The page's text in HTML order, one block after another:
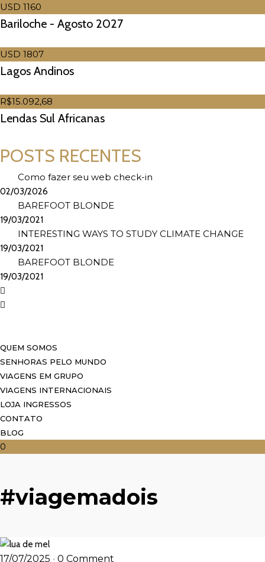
USD 1160
Bariloche - Agosto 2027
USD 1807
Lagos Andinos
R$15.092,68
Lendas Sul Africanas
POSTS RECENTES
Como fazer seu web check-in
02/03/2026
BAREFOOT BLONDE
19/03/2021
INTERESTING WAYS TO STUDY CLIMATE CHANGE
19/03/2021
BAREFOOT BLONDE
19/03/2021
QUEM SOMOS
SENHORAS PELO MUNDO
VIAGENS EM GRUPO
VIAGENS INTERNACIONAIS
LOJA INGRESSOS
CONTATO
BLOG
0
#viagemadois
17/07/2025 • 0 Comment